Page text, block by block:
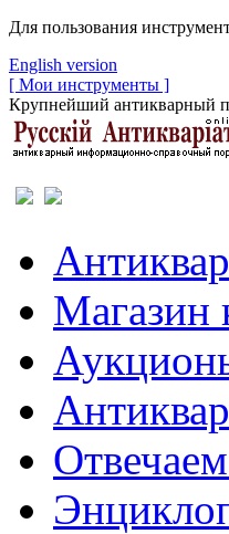
Для пользования
English version
[ Мои инструменты ]
Крупнейший антикварный
Магазин
Отвечаем